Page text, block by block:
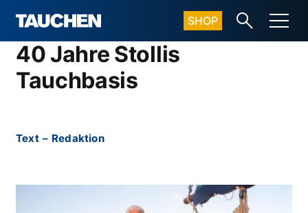
SHOP
40 Jahre Stollis
Tauchbasis
Text – Redaktion